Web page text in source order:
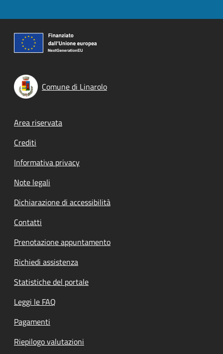
Comune di Linarolo
Footer menu
Area riservata
Crediti
Informativa privacy
Note legali
Dichiarazione di accessibilità
Contatti
Prenotazione appuntamento
Richiedi assistenza
Statistiche del portale
Leggi le FAQ
Pagamenti
Riepilogo valutazioni